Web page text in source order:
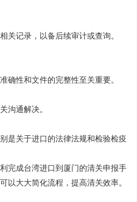
关记录，以备后续审计或查询。
确性和文件的完整性至关重要。
沟通解决。
是关于进口的法律法规和检验检疫
完成台湾进口到厦门的清关申报手
以大大简化流程，提高清关效率。